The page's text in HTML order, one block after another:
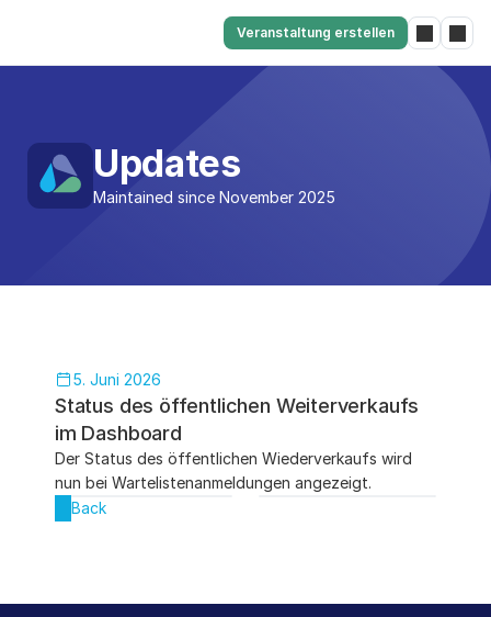
Updates
Maintained since November 2025
5. Juni 2026
Status des öffentlichen Weiterverkaufs
im Dashboard
Der Status des öffentlichen Wiederverkaufs wird
nun bei Wartelistenanmeldungen angezeigt.
Back
Veranstaltung erstellen